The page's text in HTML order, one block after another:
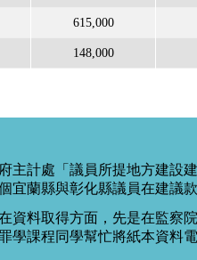
615,000
148,000
主計處「議員所提地方建設
宜蘭縣與彰化縣議員在建議款
資料取得方面，先是在監察
學課程同學幫忙將紙本資料電